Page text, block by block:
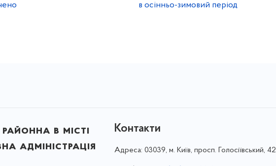
в осінньо-зимовий період
в місті
адміністрація
Контакти
Адреса: 03039, м. Київ, просп. Голосіївський, 42